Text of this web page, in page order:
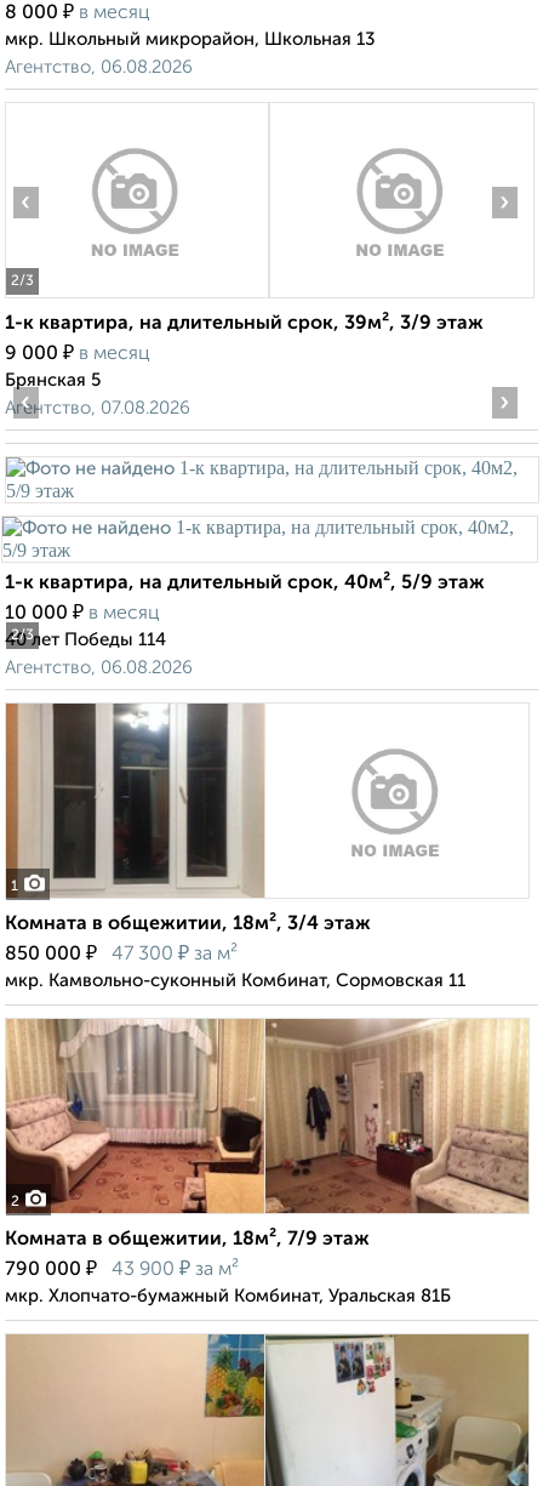
8 000 ₽ в месяц
мкр. Школьный микрорайон, Школьная 13
Агентство, 06.08.2026
2/3
‹ ›
1-к квартира, на длительный срок, 39м², 3/9 этаж
9 000 ₽ в месяц
Брянская 5
Агентство, 07.08.2026
2/3
‹ ›
1-к квартира, на длительный срок, 40м², 5/9 этаж
10 000 ₽ в месяц
40 лет Победы 114
Агентство, 06.08.2026
1
Комната в общежитии, 18м², 3/4 этаж
850 000 ₽ 47 300 ₽ за м²
мкр. Камвольно-суконный Комбинат, Сормовская 11
2
Комната в общежитии, 18м², 7/9 этаж
790 000 ₽ 43 900 ₽ за м²
мкр. Хлопчато-бумажный Комбинат, Уральская 81Б